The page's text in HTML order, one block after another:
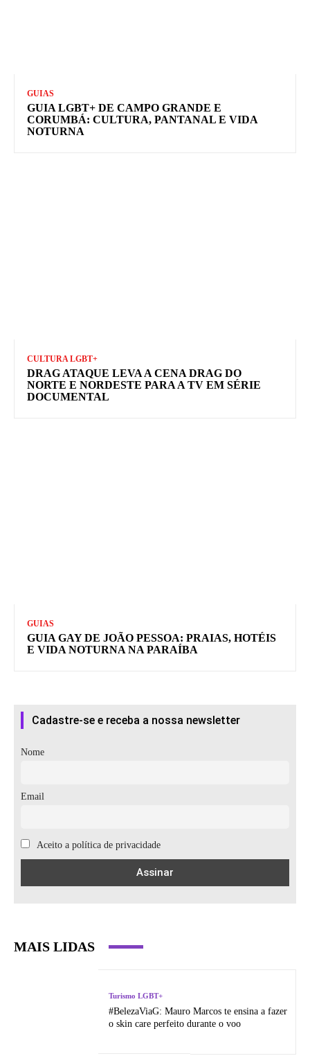
GUIAS
GUIA LGBT+ DE CAMPO GRANDE E
CORUMBÁ: CULTURA, PANTANAL E VIDA
NOTURNA
CULTURA LGBT+
DRAG ATAQUE LEVA A CENA DRAG DO
NORTE E NORDESTE PARA A TV EM SÉRIE
DOCUMENTAL
GUIAS
GUIA GAY DE JOÃO PESSOA: PRAIAS, HOTÉIS
E VIDA NOTURNA NA PARAÍBA
Cadastre-se e receba a nossa newsletter
Nome
Email
Aceito a política de privacidade
MAIS LIDAS
Turismo LGBT+
#BelezaViaG: Mauro Marcos te ensina a fazer
o skin care perfeito durante o voo